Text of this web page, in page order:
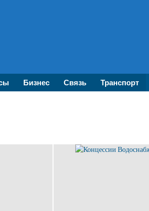
Бизнес Связь Транспорт